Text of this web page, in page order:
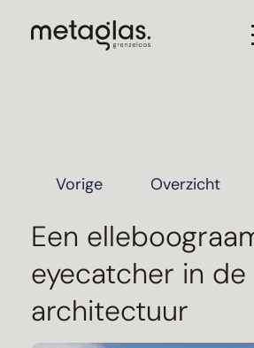
Projecten
Over Metaglas
Downloads
Contact
Vorige Overzicht
Een
eyecatcher in de
architectuur